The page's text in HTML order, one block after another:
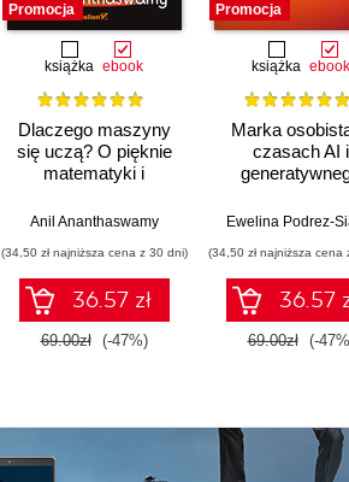
Promocja
książka ebook
Dlaczego maszyny
się uczą? O pięknie
matematyki i
współczesnej
Anil Ananthaswamy
(34,50 zł najniższa cena z 30 dni)
36.57 zł
69.00zł (-47%)
Promocja
książka ebook
Marka
czasach AI i
Ewelina Podrez-
(34,50 zł najniższa cena
36.57
69.00zł (-